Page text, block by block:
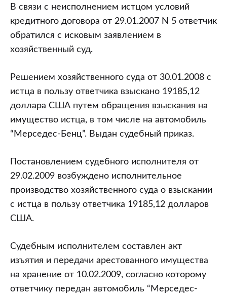
В связи с неисполнением истцом условий
кредитного договора от 29.01.2007 N 5 ответчик
обратился с исковым заявлением в
хозяйственный суд.
Решением хозяйственного суда от 30.01.2008 с
истца в пользу ответчика взыскано 19185,12
доллара США путем обращения взыскания на
имущество истца, в том числе на автомобиль
“Мерседес-Бенц”. Выдан судебный приказ.
Постановлением судебного исполнителя от
29.02.2009 возбуждено исполнительное
производство хозяйственного суда о взыскании
с истца в пользу ответчика 19185,12 долларов
США.
Судебным исполнителем составлен акт
изъятия и передачи арестованного имущества
на хранение от 10.02.2009, согласно которому
ответчику передан автомобиль “Мерседес-